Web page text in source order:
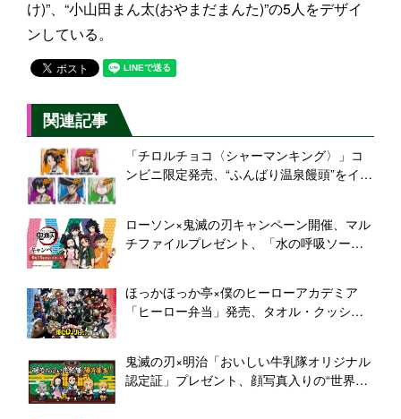
け)”、“小山田まん太(おやまだまんた)”の5人をデザイ
ンしている。
関連記事
「チロルチョコ〈シャーマンキング〉」コ
ンビニ限定発売、“ふんばり温泉饅頭”をイメ
ローソン×鬼滅の刃キャンペーン開催、マル
チファイルプレゼント、「水の呼吸ソー
ほっかほっか亭×僕のヒーローアカデミア
「ヒーロー弁当」発売、タオル・クッショ
鬼滅の刃×明治「おいしい牛乳隊オリジナル
認定証」プレゼント、顔写真入りの“世界に